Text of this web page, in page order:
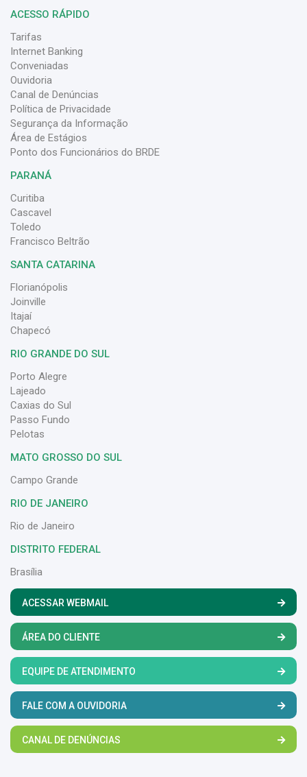
ACESSO RÁPIDO
Tarifas
Internet Banking
Conveniadas
Ouvidoria
Canal de Denúncias
Política de Privacidade
Segurança da Informação
Área de Estágios
Ponto dos Funcionários do BRDE
PARANÁ
Curitiba
Cascavel
Toledo
Francisco Beltrão
SANTA CATARINA
Florianópolis
Joinville
Itajaí
Chapecó
RIO GRANDE DO SUL
Porto Alegre
Lajeado
Caxias do Sul
Passo Fundo
Pelotas
MATO GROSSO DO SUL
Campo Grande
RIO DE JANEIRO
Rio de Janeiro
DISTRITO FEDERAL
Brasília
ACESSAR WEBMAIL
ÁREA DO CLIENTE
EQUIPE DE ATENDIMENTO
FALE COM A OUVIDORIA
CANAL DE DENÚNCIAS